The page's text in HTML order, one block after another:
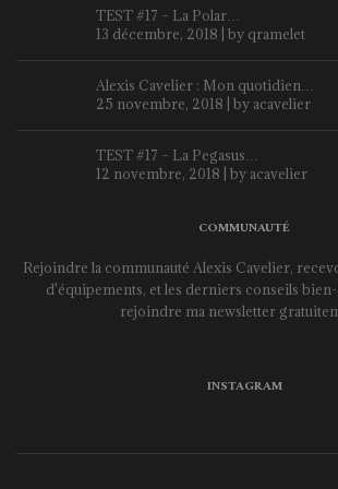
TEST #17 – La Polar…
13 décembre, 2018 | by qramelet
Alexis Cavelier : Mon quotidien…
25 novembre, 2018 | by acavelier
TEST #17 – La Pegasus…
12 novembre, 2018 | by acavelier
COMMUNAUTÉ
Rejoindre la communauté Alexis Cavelier,
d'équipements, et les derniers conseils
rejoindre ma newsletter
INSTAGRAM